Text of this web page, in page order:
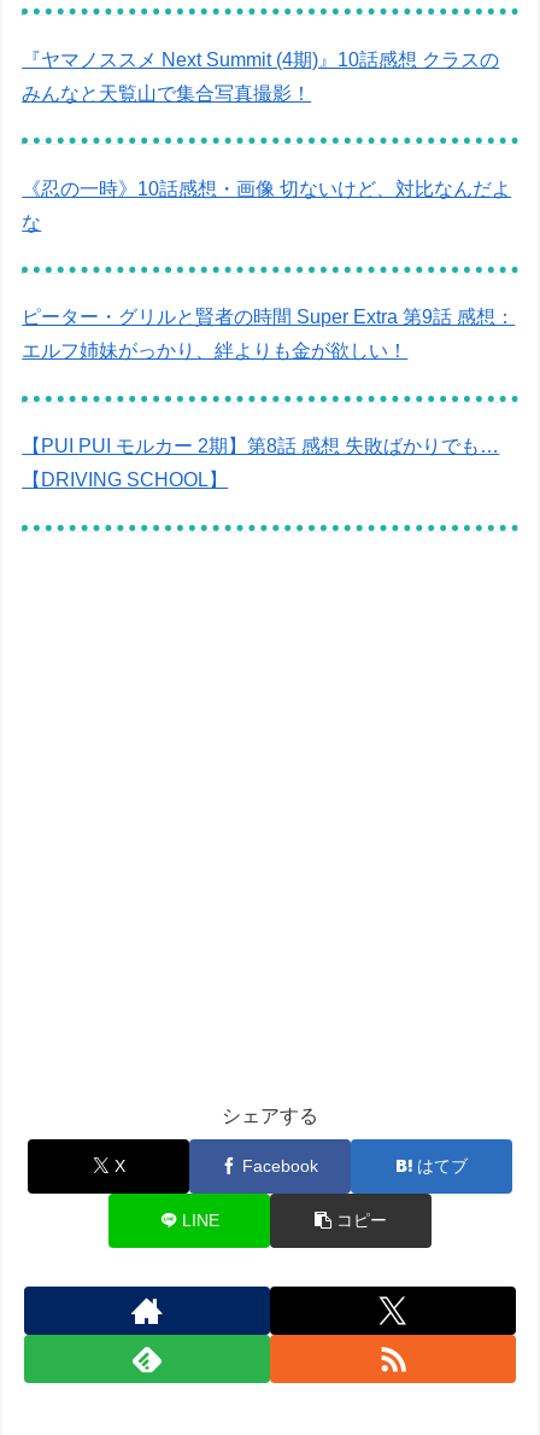
『ヤマノススメ Next Summit (4期)』10話感想 クラスの
みんなと天覧山で集合写真撮影！
《忍の一時》10話感想・画像 切ないけど、対比なんだよ
な
ピーター・グリルと賢者の時間 Super Extra 第9話 感想：
エルフ姉妹がっかり、絆よりも金が欲しい！
【PUI PUI モルカー 2期】第8話 感想 失敗ばかりでも…
【DRIVING SCHOOL】
シェアする
X Facebook はてブ
LINE コピー